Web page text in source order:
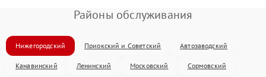
Районы обслуживания
Нижегородский Приокский и Советский Автозаводский
Канавинский Ленинский Московский Сормовский